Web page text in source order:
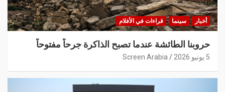
أخبار سينما قراءات في الأفلام
حروبنا الطائشة عندما تصبح الذاكرة جرحاً مفتوحاً
5 يونيو 2026 Screen Arabia